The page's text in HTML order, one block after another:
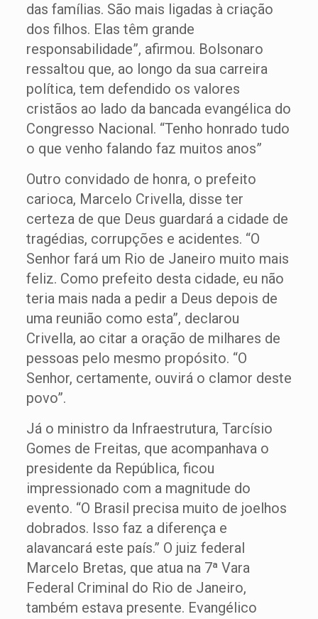
das famílias. São mais ligadas à criação
dos filhos. Elas têm grande
responsabilidade”, afirmou. Bolsonaro
ressaltou que, ao longo da sua carreira
política, tem defendido os valores
cristãos ao lado da bancada evangélica do
Congresso Nacional. “Tenho honrado tudo
o que venho falando faz muitos anos”
Outro convidado de honra, o prefeito
carioca, Marcelo Crivella, disse ter
certeza de que Deus guardará a cidade de
tragédias, corrupções e acidentes. “O
Senhor fará um Rio de Janeiro muito mais
feliz. Como prefeito desta cidade, eu não
teria mais nada a pedir a Deus depois de
uma reunião como esta”, declarou
Crivella, ao citar a oração de milhares de
pessoas pelo mesmo propósito. “O
Senhor, certamente, ouvirá o clamor deste
povo”.
Já o ministro da Infraestrutura, Tarcísio
Gomes de Freitas, que acompanhava o
presidente da República, ficou
impressionado com a magnitude do
evento. “O Brasil precisa muito de joelhos
dobrados. Isso faz a diferença e
alavancará este país.” O juiz federal
Marcelo Bretas, que atua na 7ª Vara
Federal Criminal do Rio de Janeiro,
também estava presente. Evangélico